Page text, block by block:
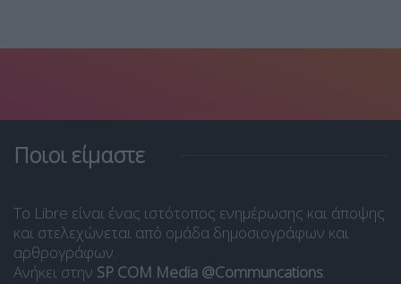
Ποιοι είμαστε
Το Libre είναι ένας ιστότοπος ενημέρωσης και άποψης
και στελεχώνεται από ομάδα δημοσιογράφων και
αρθρογράφων.
Ανήκει στην SP COM Media @Communcations.